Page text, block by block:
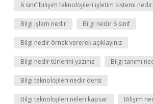
6 sınıf bilişim teknolojileri işletim sistemi nedir
Bilgi işlem nedir Bilgi nedir 6 sınıf
Bilgi nedir örnek vererek açıklayınız
Bilgi nedir türlerini yazınız Bilgi tanımı
Bilgi teknolojileri nedir dersi
Bilgi teknolojileri neleri kapsar Bilişim